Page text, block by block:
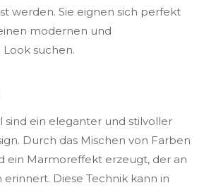
werden. Sie eignen sich perfekt
modernen und
suchen.
sind ein eleganter und stilvoller
Durch das Mischen von Farben
ein Marmoreffekt erzeugt, der an
Diese Technik kann in